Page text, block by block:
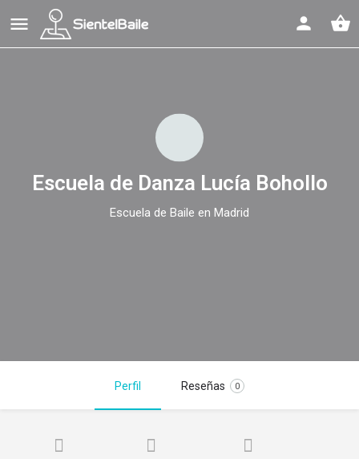
shopping_basket
Escuela de Danza Lucía Bohollo
Escuela de Baile en Madrid
Perfil Reseñas 0